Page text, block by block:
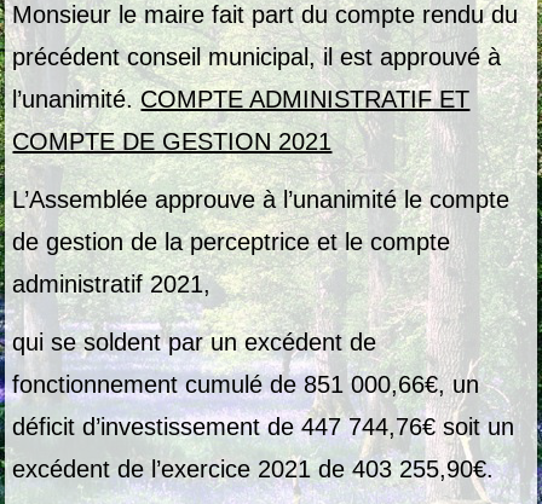
Monsieur le maire fait part du compte rendu du
précédent conseil municipal, il est approuvé à
l’unanimité.COMPTE ADMINISTRATIF ET
COMPTE DE GESTION 2021
L’Assemblée approuve à l’unanimité le compte
de gestion de la perceptrice et le compte
administratif 2021,
qui se soldent par un excédent de
fonctionnement cumulé de 851 000,66€, un
déficit d’investissement de 447 744,76€ soit un
excédent de l’exercice 2021 de 403 255,90€.